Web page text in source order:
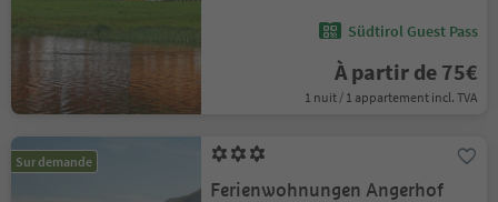
Südtirol Guest Pass
À partir de 75€
1 nuit / 1 appartement incl. TVA
Sur demande
Ferienwohnungen Angerhof